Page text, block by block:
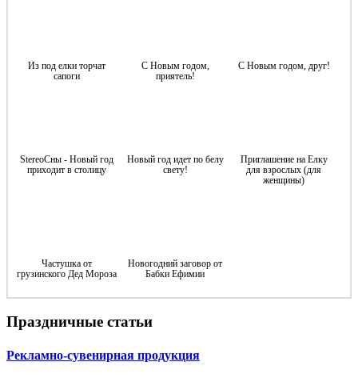
Из под елки торчат
сапоги
С Новым годом,
приятель!
С Новым годом, друг!
StereoСны - Новый год
приходит в столицу
Новый год идет по белу
свету!
Приглашение на Елку
для взрослых (для
женщины)
Частушка от
грузинского Дед Мороза
Новогодний заговор от
Бабки Ефимии
Праздничные статьи
Рекламно-сувенирная продукция